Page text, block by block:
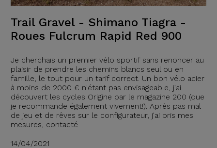
Trail Gravel - Shimano Tiagra -
Roues Fulcrum Rapid Red 900
Je cherchais un premier vélo sportif sans renoncer au
plaisir de prendre les chemins blancs seul ou en
famille, le tout pour un tarif correct. Un bon vélo acier
à moins de 2000 € n'étant pas envisageable, j'ai
découvert les cycles Origine par le magazine 200 (que
je recommande également vivement!). Après pas mal
de jeu et de rêves sur le configurateur, j'ai pris mes
mesures, contacté
14/04/2021